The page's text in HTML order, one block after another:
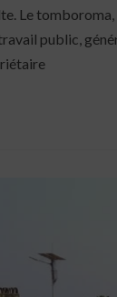
Le
public,